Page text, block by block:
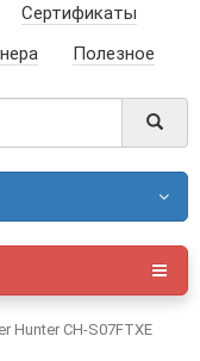
Сертификаты
Полезное
Hunter CH-S07FTXE